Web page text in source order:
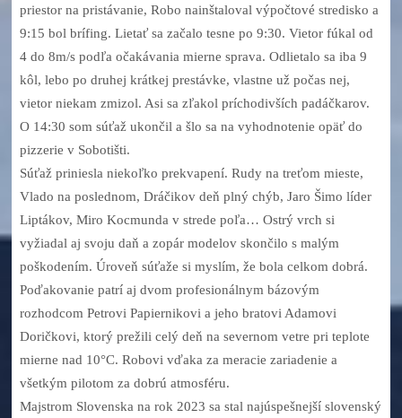
priestor na pristávanie, Robo nainštaloval výpočtové stredisko a
9:15 bol brífing. Lietať sa začalo tesne po 9:30. Vietor fúkal od
4 do 8m/s podľa očakávania mierne sprava. Odlietalo sa iba 9
kôl, lebo po druhej krátkej prestávke, vlastne už počas nej,
vietor niekam zmizol. Asi sa zľakol príchodivších padáčkarov.
O 14:30 som súťaž ukončil a šlo sa na vyhodnotenie opäť do
pizzerie v Sobotišti.
Súťaž priniesla niekoľko prekvapení. Rudy na treťom mieste,
Vlado na poslednom, Dráčikov deň plný chýb, Jaro Šimo líder
Liptákov, Miro Kocmunda v strede poľa… Ostrý vrch si
vyžiadal aj svoju daň a zopár modelov skončilo s malým
poškodením. Úroveň súťaže si myslím, že bola celkom dobrá.
Poďakovanie patrí aj dvom profesionálnym bázovým
rozhodcom Petrovi Papiernikovi a jeho bratovi Adamovi
Doričkovi, ktorý prežili celý deň na severnom vetre pri teplote
mierne nad 10°C. Robovi vďaka za meracie zariadenie a
všetkým pilotom za dobrú atmosféru.
Majstrom Slovenska na rok 2023 sa stal najúspešnejší slovenský